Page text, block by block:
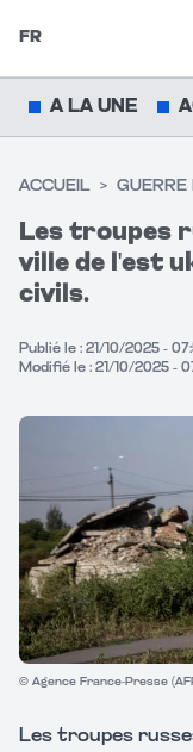
FR
A LA UNE
ACCUEIL > GUERRE
Les troupes
ville de l'est
civils.
Publié le : 21/10/2025 -
Modifié le : 21/10/2025 -
© Agence France-Presse
Les troupes